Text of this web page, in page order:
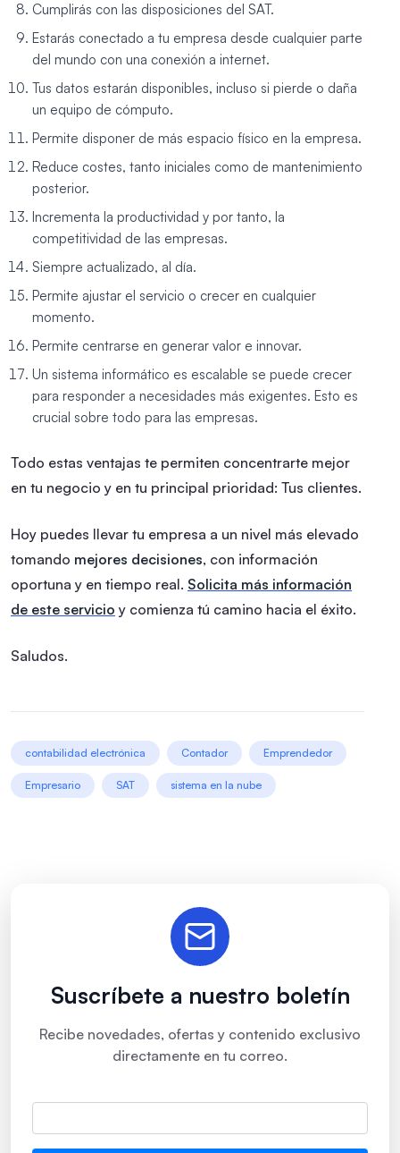
Cumplirás con las disposiciones del SAT.
Estarás conectado a tu empresa desde cualquier parte
del mundo con una conexión a internet.
Tus datos estarán disponibles, incluso si pierde o daña
un equipo de cómputo.
Permite disponer de más espacio físico en la empresa.
Reduce costes, tanto iniciales como de mantenimiento
posterior.
Incrementa la productividad y por tanto, la
competitividad de las empresas.
Siempre actualizado, al día.
Permite ajustar el servicio o crecer en cualquier
momento.
Permite centrarse en generar valor e innovar.
Un sistema informático es escalable se puede crecer
para responder a necesidades más exigentes. Esto es
crucial sobre todo para las empresas.
Todo estas ventajas te permiten concentrarte mejor
en tu negocio y en tu principal prioridad: Tus clientes.
Hoy puedes llevar tu empresa a un nivel más elevado
tomando mejores decisiones, con información
oportuna y en tiempo real. Solicita más información
de este servicio y comienza tú camino hacia el éxito.
Saludos.
contabilidad electrónica Contador Emprendedor
Empresario SAT sistema en la nube
Suscríbete a nuestro boletín
Recibe novedades, ofertas y contenido exclusivo
directamente en tu correo.